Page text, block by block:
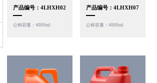
产品编号：4LHXH02
公称容量：4000ml
产品编号：4LHXH07
公称容量：4000ml